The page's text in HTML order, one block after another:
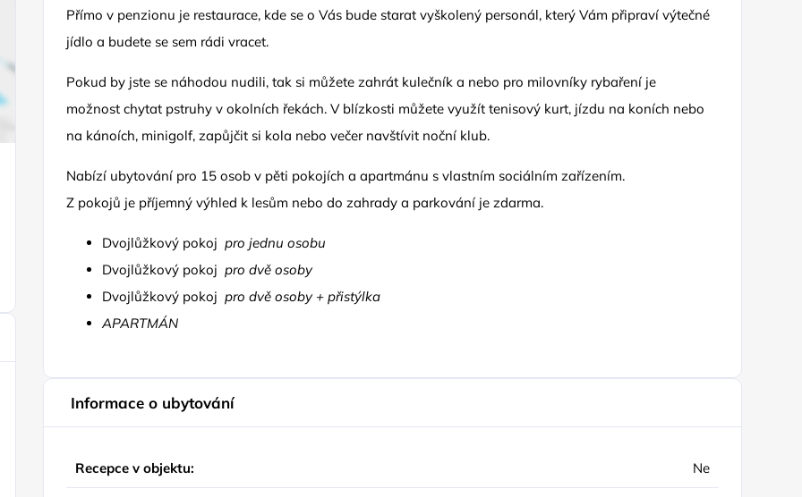
Přímo v penzionu je restaurace, kde se o Vás bude starat vyškolený personál, který Vám připraví výtečné
jídlo a budete se sem rádi vracet.
Pokud by jste se náhodou nudili, tak si můžete zahrát kulečník a nebo pro milovníky rybaření je
možnost chytat pstruhy v okolních řekách. V blízkosti můžete využít tenisový kurt, jízdu na koních nebo
na kánoích, minigolf, zapůjčit si kola nebo večer navštívit noční klub.
Nabízí ubytování pro 15 osob v pěti pokojích a apartmánu s vlastním sociálním zařízením.
Z pokojů je příjemný výhled k lesům nebo do zahrady a parkování je zdarma.
Dvojlůžkový pokojpro jednu osobu
Dvojlůžkový pokojpro dvě osoby
Dvojlůžkový pokojpro dvě osoby + přistýlka
APARTMÁN
Informace o ubytování
Recepce v objektu: Ne